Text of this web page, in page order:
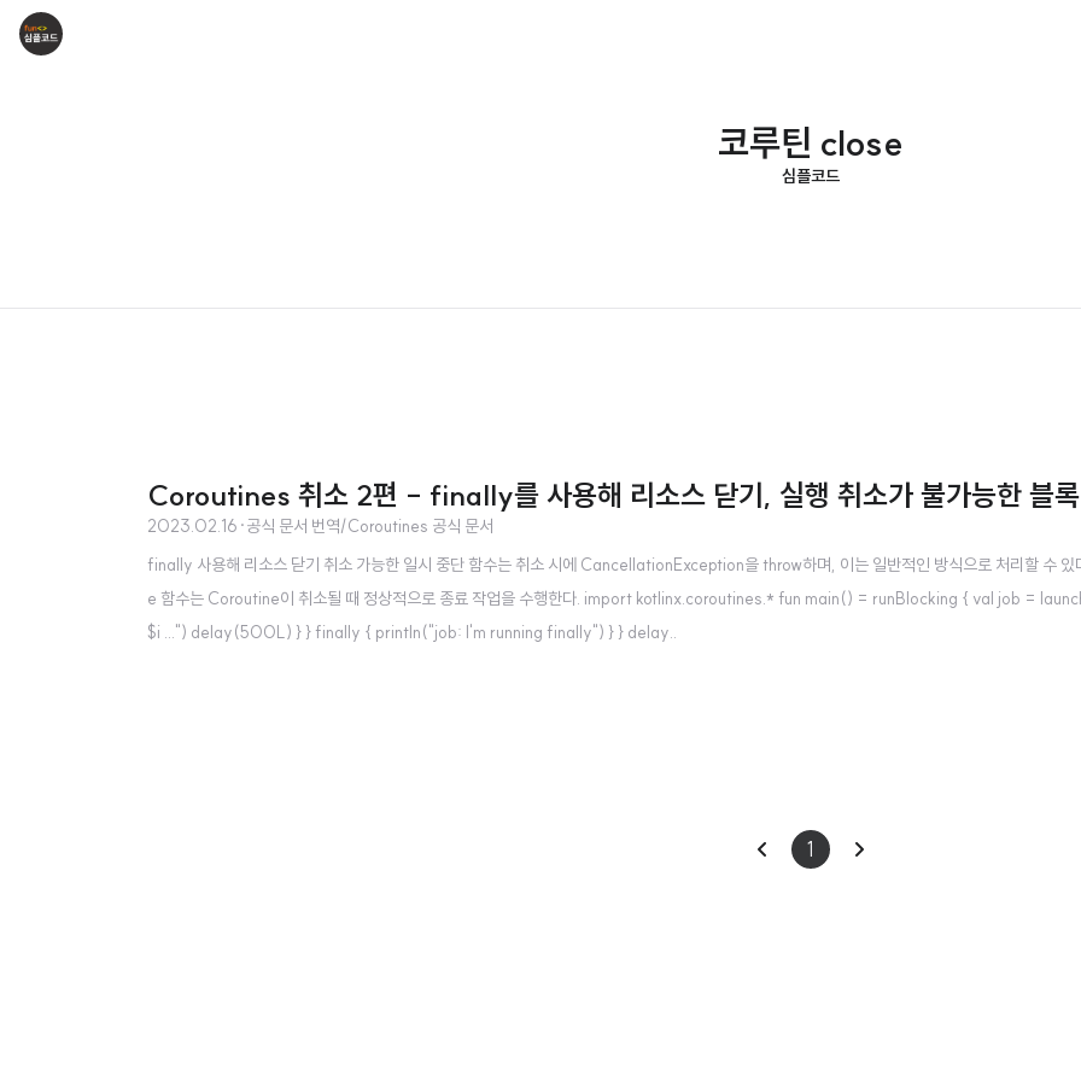
코루틴 close
심플코드
Coroutines 취소 2편 - finally를 사용해 리소스 닫기, 실행 취소가 불가능한 블록
2023.02.16 ·공식 문서 번역/Coroutines 공식 문서
finally 사용해 리소스 닫기 취소 가능한 일시 중단 함수는 취소 시에 CancellationException을 throw하며, 이는 일반적인 방식으로 처리할 수
e 함수는 Coroutine이 취소될 때 정상적으로 종료 작업을 수행한다. import kotlinx.coroutines.* fun main() = runBlocking { val job =
$i ...") delay(500L) } } finally { println("job: I'm running finally") } } delay..
1